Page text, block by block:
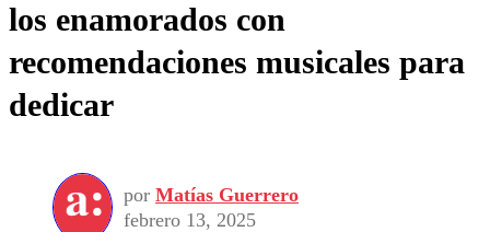
los enamorados con
recomendaciones musicales para
dedicar
por Matías Guerrero
febrero 13, 2025